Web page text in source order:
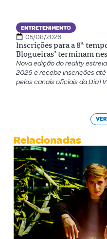
ENTRETENIMENTO
05/08/2026
Inscrições para a 8ª
Blogueiras’ terminam
Nova edição do reality
2026 e recebe inscrições
pelos canais oficiais da DiaTV
Relacionadas